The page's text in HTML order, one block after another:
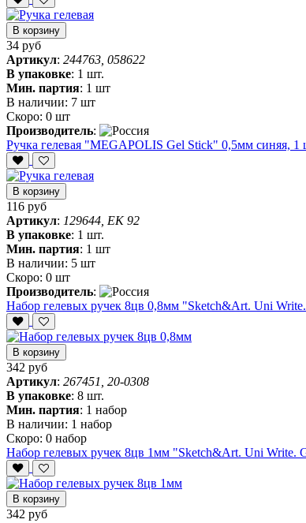
В корзину
34 руб
Артикул: 244763, 058622
В упаковке: 1 шт.
Мин. партия: 1 шт
В наличии: 7 шт
Скоро: 0 шт
Производитель:
Ручка гелевая "MEGAPOLIS Gel Stick" 0,5мм синяя, 1
В корзину
116 руб
Артикул: 129644, ЕК 92
В упаковке: 1 шт.
Мин. партия: 1 шт
В наличии: 5 шт
Скоро: 0 шт
Производитель:
Набор гелевых ручек 8цв 0,8мм "Sketch&Art. Uni
В корзину
342 руб
Артикул: 267451, 20-0308
В упаковке: 8 шт.
Мин. партия: 1 набор
В наличии: 1 набор
Скоро: 0 набор
Набор гелевых ручек 8цв 1мм "Sketch&Art. Uni Write.
В корзину
342 руб